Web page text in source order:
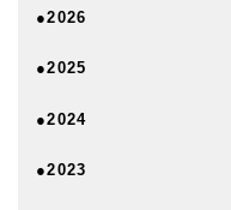
●2026
●2025
●2024
●2023